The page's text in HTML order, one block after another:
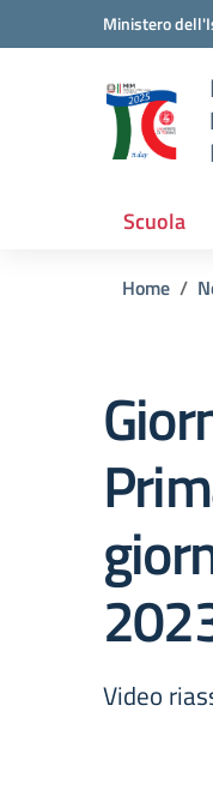
Vai ai contenuti
Vai al menu di navigazione
Ministero
Scuola
Home
Video